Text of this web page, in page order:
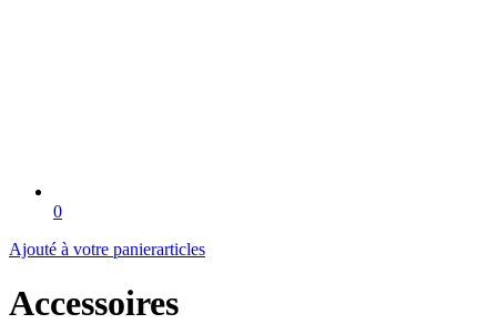
0
Ajouté à votre panierarticles
Accessoires